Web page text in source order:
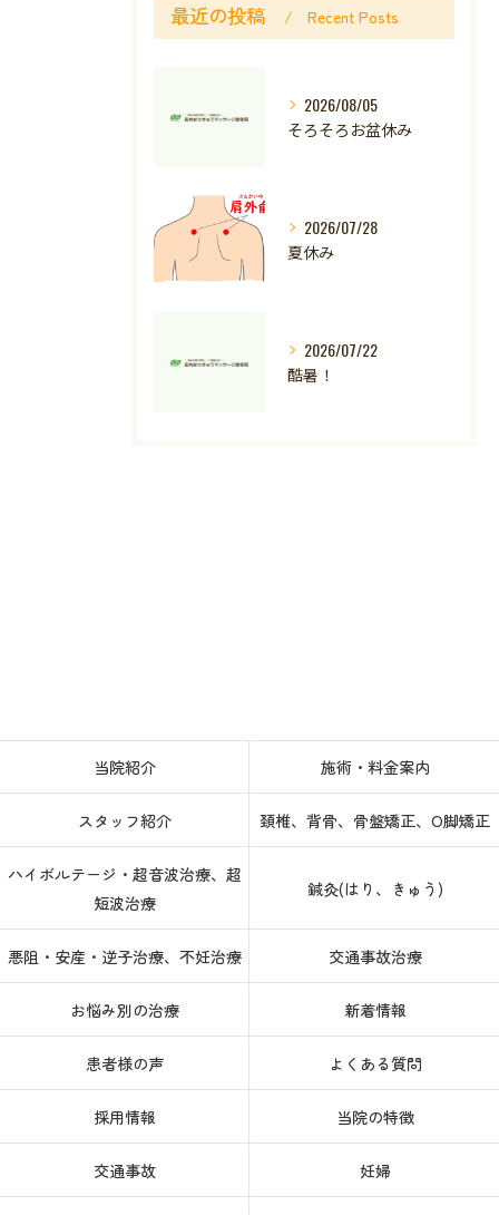
最近の投稿 Recent Posts
2026/08/05
そろそろお盆休み
2026/07/28
夏休み
2026/07/22
酷暑！
当院紹介 施術・料金案内
スタッフ紹介 頚椎、背骨、骨盤矯正、O脚矯正
ハイボルテージ・超音波治療、超
短波治療
鍼灸(はり、きゅう)
悪阻・安産・逆子治療、不妊治療 交通事故治療
お悩み別の治療 新着情報
患者様の声 よくある質問
採用情報 当院の特徴
交通事故 妊婦